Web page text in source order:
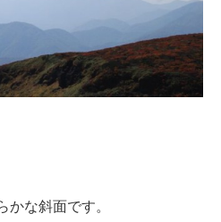
な斜面です。